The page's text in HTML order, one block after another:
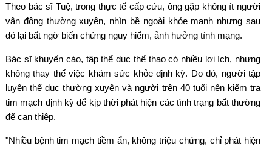
Theo bác sĩ Tuệ, trong thực tế cấp cứu, ông gặp không ít người
vận động thường xuyên, nhìn bề ngoài khỏe mạnh nhưng sau
đó lại bất ngờ biến chứng nguy hiểm, ảnh hưởng tính mạng.
Bác sĩ khuyến cáo, tập thể dục thể thao có nhiều lợi ích, nhưng
không thay thế việc khám sức khỏe định kỳ. Do đó, người tập
luyện thể dục thường xuyên và người trên 40 tuổi nên kiểm tra
tim mạch định kỳ để kịp thời phát hiện các tình trạng bất thường
để can thiệp.
"Nhiều bệnh tim mạch tiềm ẩn, không triệu chứng, chỉ phát hiện